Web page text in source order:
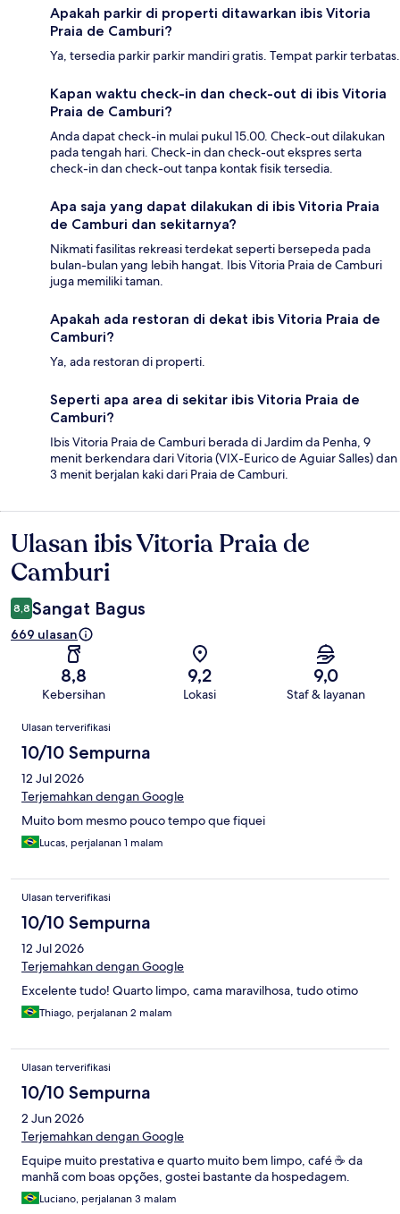
Apakah parkir di properti ditawarkan ibis Vitoria
Praia de Camburi?
Ya, tersedia parkir parkir mandiri gratis. Tempat parkir terbatas.
Kapan waktu check-in dan check-out di ibis Vitoria
Praia de Camburi?
Anda dapat check-in mulai pukul 15.00. Check-out dilakukan
pada tengah hari. Check-in dan check-out ekspres serta
check-in dan check-out tanpa kontak fisik tersedia.
Apa saja yang dapat dilakukan di ibis Vitoria Praia
de Camburi dan sekitarnya?
Nikmati fasilitas rekreasi terdekat seperti bersepeda pada
bulan-bulan yang lebih hangat. Ibis Vitoria Praia de Camburi
juga memiliki taman.
Apakah ada restoran di dekat ibis Vitoria Praia de
Camburi?
Ya, ada restoran di properti.
Seperti apa area di sekitar ibis Vitoria Praia de
Camburi?
Ibis Vitoria Praia de Camburi berada di Jardim da Penha, 9
menit berkendara dari Vitoria (VIX-Eurico de Aguiar Salles) dan
3 menit berjalan kaki dari Praia de Camburi.
Ulasan
Ulasan ibis Vitoria Praia de
Camburi
8,8 Sangat Bagus
669 ulasan
8,8
Kebersihan
9,2
Lokasi
9,0
Staf & layanan
Ulasan
Ulasan terverifikasi
10/10 Sempurna
12 Jul 2026
Terjemahkan dengan Google
Muito bom mesmo pouco tempo que fiquei
Lucas, perjalanan 1 malam
Ulasan terverifikasi
10/10 Sempurna
12 Jul 2026
Terjemahkan dengan Google
Excelente tudo! Quarto limpo, cama maravilhosa, tudo otimo
Thiago, perjalanan 2 malam
Ulasan terverifikasi
10/10 Sempurna
2 Jun 2026
Terjemahkan dengan Google
Equipe muito prestativa e quarto muito bem limpo, café ☕️ da
manhã com boas opções, gostei bastante da hospedagem.
Luciano, perjalanan 3 malam